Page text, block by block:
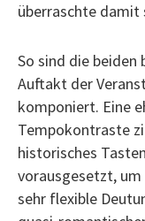
überraschte damit
So sind die beiden
Auftakt der
komponiert. Eine
Tempokontraste
historisches
vorausgesetzt,
sehr flexible